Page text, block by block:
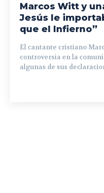
Marcos Witt y
Jesús le
que el Infierno”
El cantante cristiano
controversia en la
algunas de sus